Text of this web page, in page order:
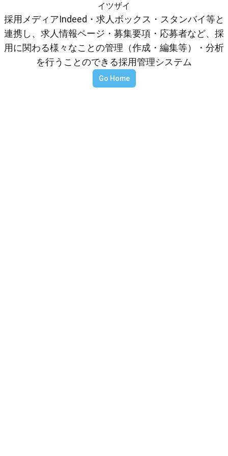
イツザイ
採用メディアIndeed・求人ボックス・スタンバイ等と
連携し、求人情報ページ・募集要項・応募者など、採
用に関わる様々なことの管理（作成・編集等）・分析
を行うことのできる採用管理システム
Go Home